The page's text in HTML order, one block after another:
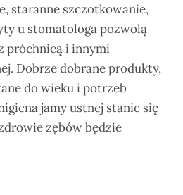
staranne szczotkowanie,
u stomatologa pozwolą
próchnicą i innymi
Dobrze dobrane produkty,
do wieku i potrzeb
jamy ustnej stanie się
zębów będzie